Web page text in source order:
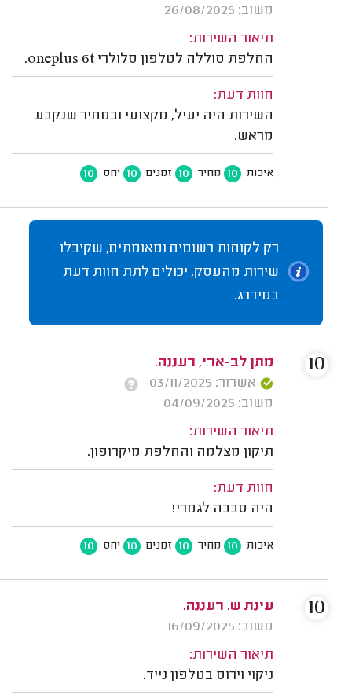
משוב: 26/08/2025
תיאור השירות:
החלפת סוללה לטלפון סלולרי oneplus 6t.
חוות דעת:
השירות היה יעיל, מקצועי ובמחיר שנקבע
מראש.
איכות 10 מחיר 10 זמנים 10 יחס 10
רק לקוחות רשומים ומאומתים, שקיבלו
שירות מהעסק, יכולים לתת חוות דעת
במידרג.
מתן לב-ארי, רעננה.
אשרור: 03/11/2025
משוב: 04/09/2025
תיאור השירות:
תיקון מצלמה והחלפת מיקרופון.
חוות דעת:
היה סבבה לגמרי!
איכות 10 מחיר 10 זמנים 10 יחס 10
10
עינת ש. רעננה.
משוב: 16/09/2025
תיאור השירות:
ניקוי וירוס בטלפון נייד.
10